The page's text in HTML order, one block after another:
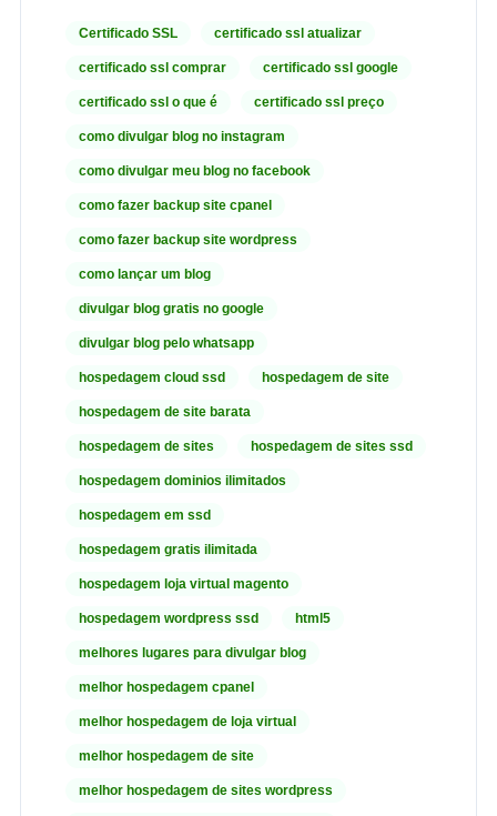
Certificado SSL certificado ssl atualizar
certificado ssl comprar certificado ssl google
certificado ssl o que é certificado ssl preço
como divulgar blog no instagram
como divulgar meu blog no facebook
como fazer backup site cpanel
como fazer backup site wordpress
como lançar um blog
divulgar blog gratis no google
divulgar blog pelo whatsapp
hospedagem cloud ssd hospedagem de site
hospedagem de site barata
hospedagem de sites hospedagem de sites ssd
hospedagem dominios ilimitados
hospedagem em ssd
hospedagem gratis ilimitada
hospedagem loja virtual magento
hospedagem wordpress ssd html5
melhores lugares para divulgar blog
melhor hospedagem cpanel
melhor hospedagem de loja virtual
melhor hospedagem de site
melhor hospedagem de sites wordpress